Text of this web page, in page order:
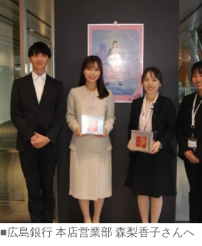
■広島銀行 本店営業部 森梨香子さんへ